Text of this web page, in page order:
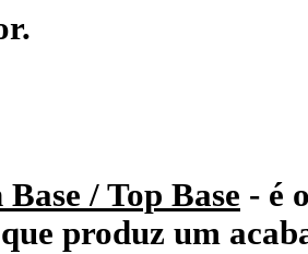
/ Top Base - é
produz um